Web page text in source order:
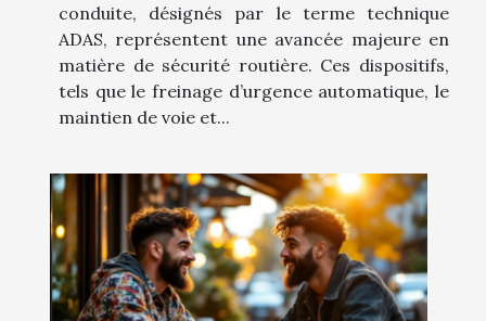
conduite, désignés par le terme technique
ADAS, représentent une avancée majeure en
matière de sécurité routière. Ces dispositifs,
tels que le freinage d’urgence automatique, le
maintien de voie et...